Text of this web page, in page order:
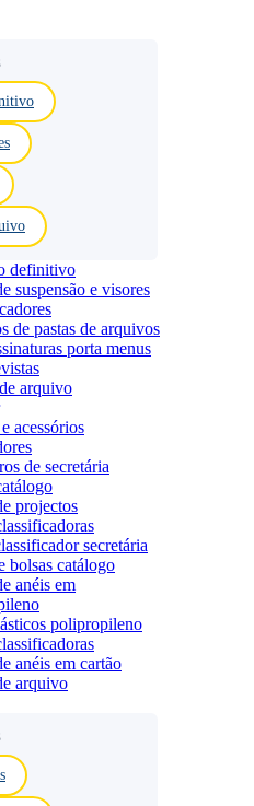
definitivo
suspensão e visores
de pastas de arquivos
porta menus
arquivo
acessórios
de secretária
projectos
secretária
bolsas catálogo
anéis em
polipropileno
anéis em cartão
arquivo